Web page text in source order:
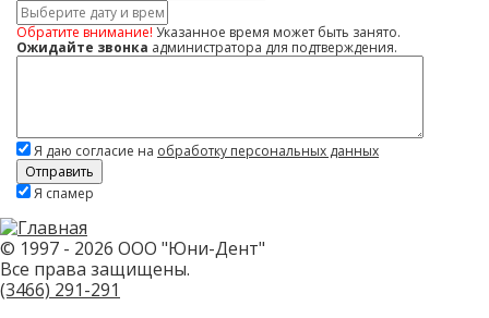
Дата
и
время
Обратите внимание! Указанное время может быть занято.
Ожидайте звонка администратора для подтверждения.
Комментарий
Я даю согласие на обработку персональных данных
Скажите,
не
заполняйте
это
поле.
CAPTCHA
только
Я спамер
© 1997 - 2026 ООО "Юни-Дент"
Все права защищены.
(3466) 291-291